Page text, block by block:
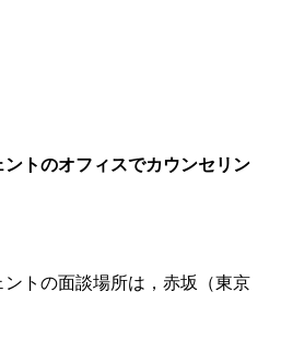
トのオフィスでカウンセリン
トの面談場所は，赤坂（東京